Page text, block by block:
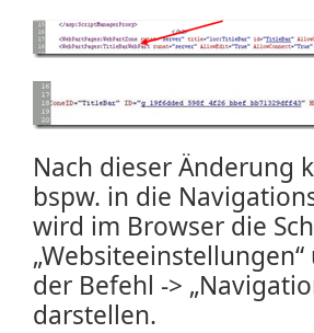
Nach dieser Änderung
bspw. in die
wird im Browser die
der Befehl ->
darstellen.